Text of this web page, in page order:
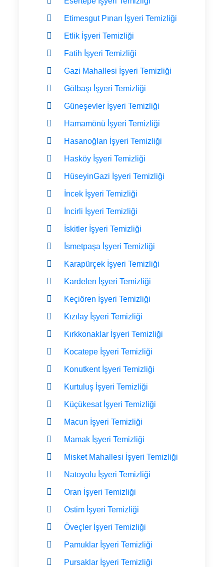
Etimesgut Pınarı İşyeri Temizliği
Etlik İşyeri Temizliği
Fatih İşyeri Temizliği
Gazi Mahallesi İşyeri Temizliği
Gölbaşı İşyeri Temizliği
Güneşevler İşyeri Temizliği
Hamamönü İşyeri Temizliği
Hasanoğlan İşyeri Temizliği
Hasköy İşyeri Temizliği
HüseyinGazi İşyeri Temizliği
İncek İşyeri Temizliği
İncirli İşyeri Temizliği
İskitler İşyeri Temizliği
İsmetpaşa İşyeri Temizliği
Karapürçek İşyeri Temizliği
Kardelen İşyeri Temizliği
Keçiören İşyeri Temizliği
Kızılay İşyeri Temizliği
Kırkkonaklar İşyeri Temizliği
Kocatepe İşyeri Temizliği
Konutkent İşyeri Temizliği
Kurtuluş İşyeri Temizliği
Küçükesat İşyeri Temizliği
Macun İşyeri Temizliği
Mamak İşyeri Temizliği
Misket Mahallesi İşyeri Temizliği
Natoyolu İşyeri Temizliği
Oran İşyeri Temizliği
Ostim İşyeri Temizliği
Öveçler İşyeri Temizliği
Pamuklar İşyeri Temizliği
Pursaklar İşyeri Temizliği